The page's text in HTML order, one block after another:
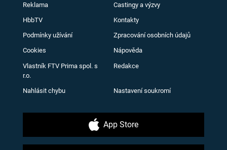
Reklama Castingy a výzvy
HbbTV Kontakty
Podmínky užívání Zpracování osobních údajů
Cookies Nápověda
Vlastník FTV Prima spol. s
r.o.
Redakce
Nahlásit chybu Nastavení soukromí
App Store